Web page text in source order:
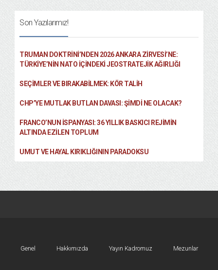
Son Yazılarımız!
TRUMAN DOKTRINI’NDEN 2026 ANKARA ZIRVESI’NE:
TÜRKIYE’NIN NATO İÇINDEKI JEOSTRATEJIK AĞIRLIĞI
SEÇIMLER VE BIRAKABILMEK: KÖR TALIH
CHP’YE MUTLAK BUTLAN DAVASI: ŞİMDİ NE OLACAK?
FRANCO’NUN İSPANYASI: 36 YILLIK BASKICI REJIMIN
ALTINDA EZILEN TOPLUM
UMUT VE HAYAL KIRIKLIĞININ PARADOKSU
Genel Hakkımızda Yayın Kadromuz Mezunlar